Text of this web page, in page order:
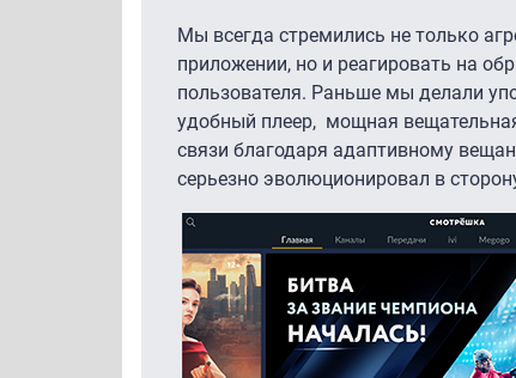
Мы всегда стремились не только
приложении, но и реагировать на
пользователя. Раньше мы делали
удобный плеер, мощная
связи благодаря адаптивному
серьезно эволюционировал в